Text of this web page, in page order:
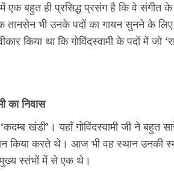
में एक बहुत ही प्रसिद्ध प्रसंग है कि वे
तानसेन भी उनके पदों का गायन सुनने के
किया था कि गोविंदस्वामी के पदों में जो
का निवास
खंडी’। यहाँ गोविंदस्वामी जी ने
किया करते थे। आज भी वह स्थान उनकी
मुख्य स्तंभों में से एक थे।